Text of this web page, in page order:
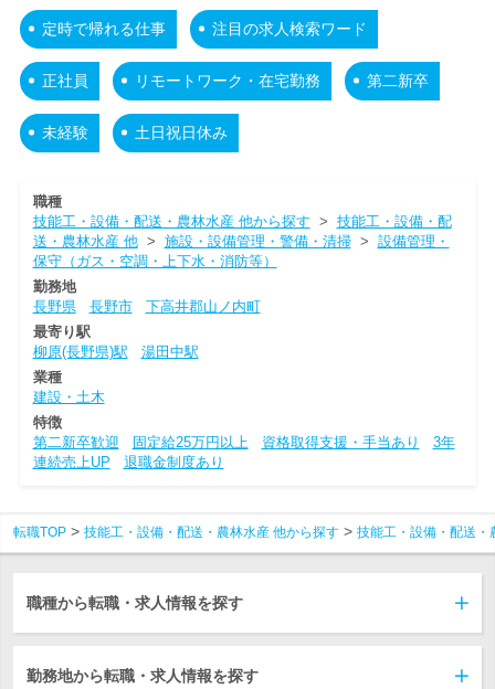
定時で帰れる仕事 注目の求人検索ワード
正社員 リモートワーク・在宅勤務 第二新卒
未経験 土日祝日休み
職種
技能工・設備・配送・農林水産 他から探す > 技能工・設備・配
送・農林水産 他> 施設・設備管理・警備・清掃> 設備管理・
保守（ガス・空調・上下水・消防等）
勤務地
長野県
長野市
下高井郡山ノ内町
最寄り駅
柳原(長野県)駅
湯田中駅
業種
建設・土木
特徴
第二新卒歓迎
固定給25万円以上 資格取得支援・手当あり
3年
連続売上UP
退職金制度あり
転職TOP 技能工・設備・配送・農林水産 他から探す 技能工・設備・配送・
職種から転職・求人情報を探す
勤務地から転職・求人情報を探す